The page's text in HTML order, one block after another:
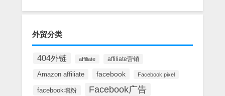
外贸分类
404外链 affiliate affiliate营销
Amazon affiliate facebook Facebook pixel
facebook增粉 Facebook广告